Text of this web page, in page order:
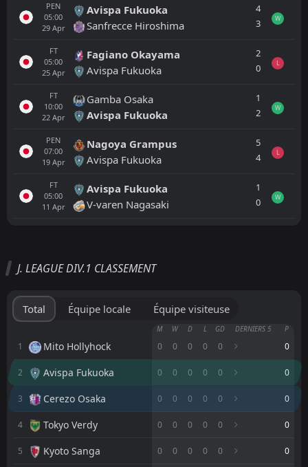
PEN
05:00
29 Apr
Avispa Fukuoka
Sanfrecce Hiroshima
4
3
W
FT
05:00
25 Apr
Fagiano Okayama
Avispa Fukuoka
2
0
L
FT
10:00
22 Apr
Gamba Osaka
Avispa Fukuoka
1
2
W
PEN
07:00
19 Apr
Nagoya Grampus
Avispa Fukuoka
5
4
L
FT
05:00
11 Apr
Avispa Fukuoka
V-varen Nagasaki
1
0
W
15Aug
08Aug
Fagiano Okayama
FT
29
Cerezo Osaka
07:00
Cerezo Osaka
Tochigi City
J. LEAGUE DIV.1 CLASSEMENT
Total Équipe locale Équipe visiteuse
M W D L GD DERNIERS 5 P
1 Mito Hollyhock 0 0 0 0 0 0
2 Avispa Fukuoka 0 0 0 0 0 0
3 Cerezo Osaka 0 0 0 0 0 0
4 Tokyo Verdy 0 0 0 0 0 0
5 Kyoto Sanga 0 0 0 0 0 0